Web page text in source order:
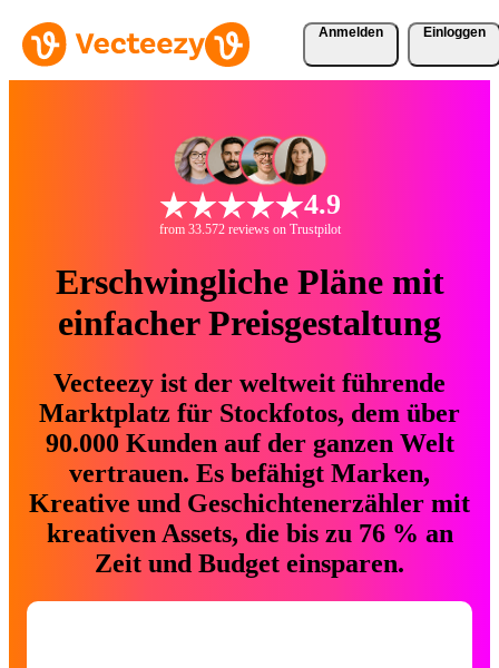
Anmelden Einloggen
4.9
from 33.572 reviews on Trustpilot
Erschwingliche Pläne mit
einfacher Preisgestaltung
Vecteezy ist der weltweit führende
Marktplatz für Stockfotos, dem über
90.000 Kunden auf der ganzen Welt
vertrauen. Es befähigt Marken,
Kreative und Geschichtenerzähler mit
kreativen Assets, die bis zu 76 % an
Zeit und Budget einsparen.